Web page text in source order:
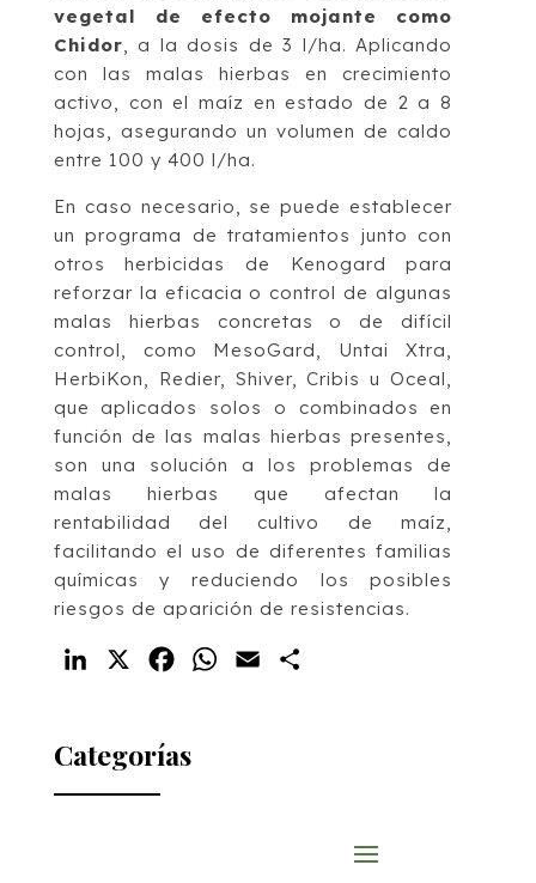
vegetal de efecto mojante como
Chidor, a la dosis de 3 l/ha. Aplicando
con las malas hierbas en crecimiento
activo, con el maíz en estado de 2 a 8
hojas, asegurando un volumen de caldo
entre 100 y 400 l/ha.
En caso necesario, se puede establecer
un programa de tratamientos junto con
otros herbicidas de Kenogard para
reforzar la eficacia o control de algunas
malas hierbas concretas o de difícil
control, como MesoGard, Untai Xtra,
HerbiKon, Redier, Shiver, Cribis u Oceal,
que aplicados solos o combinados en
función de las malas hierbas presentes,
son una solución a los problemas de
malas hierbas que afectan la
rentabilidad del cultivo de maíz,
facilitando el uso de diferentes familias
químicas y reduciendo los posibles
riesgos de aparición de resistencias.
LinkedIn FacebookWhatsApp
Email
Categorías